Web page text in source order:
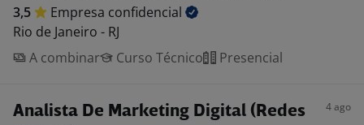
3,5 Empresa confidencial
Rio de Janeiro - RJ
A combinar
Curso Técnico Presencial
Analista De Marketing Digital (Redes
4 ago